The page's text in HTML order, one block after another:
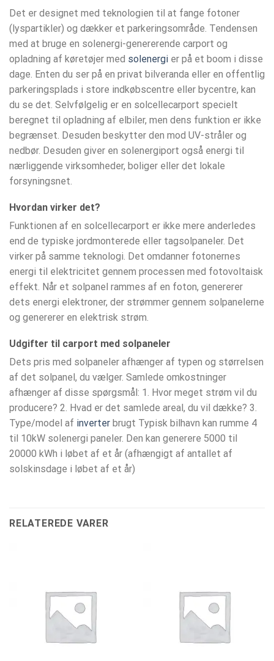
Det er designet med teknologien til at fange fotoner
(lyspartikler) og dækker et parkeringsområde. Tendensen
med at bruge en solenergi-genererende carport og
opladning af køretøjer med solenergi er på et boom i disse
dage. Enten du ser på en privat bilveranda eller en offentlig
parkeringsplads i store indkøbscentre eller bycentre, kan
du se det. Selvfølgelig er en solcellecarport specielt
beregnet til opladning af elbiler, men dens funktion er ikke
begrænset. Desuden beskytter den mod UV-stråler og
nedbør. Desuden giver en solenergiport også energi til
nærliggende virksomheder, boliger eller det lokale
forsyningsnet.
Hvordan virker det?
Funktionen af ​​en solcellecarport er ikke mere anderledes
end de typiske jordmonterede eller tagsolpaneler. Det
virker på samme teknologi. Det omdanner fotonernes
energi til elektricitet gennem processen med fotovoltaisk
effekt. Når et solpanel rammes af en foton, genererer
dets energi elektroner, der strømmer gennem solpanelerne
og genererer en elektrisk strøm.
Udgifter til carport med solpaneler
Dets pris med solpaneler afhænger af typen og størrelsen
af ​​det solpanel, du vælger. Samlede omkostninger
afhænger af disse spørgsmål: 1. Hvor meget strøm vil du
producere? 2. Hvad er det samlede areal, du vil dække? 3.
Type/model af inverter brugt Typisk bilhavn kan rumme 4
til 10kW solenergi paneler. Den kan generere 5000 til
20000 kWh i løbet af et år (afhængigt af antallet af
solskinsdage i løbet af et år)
RELATEREDE VARER